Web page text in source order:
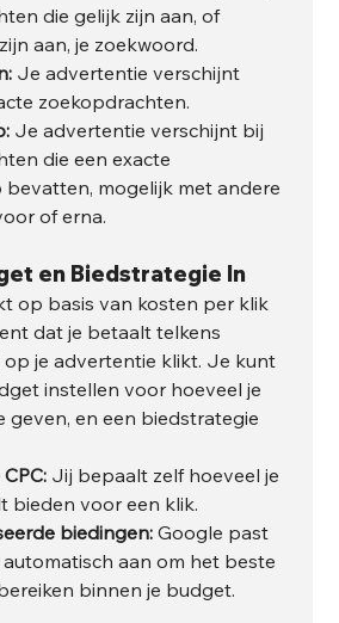
die gelijk zijn aan, of
aan, je zoekwoord.
Je advertentie verschijnt
zoekopdrachten.
Je advertentie verschijnt bij
die een exacte
mogelijk met andere
of erna.
en Biedstrategie In
op basis van kosten per klik
dat je betaalt telkens
op je advertentie klikt. Je kunt
instellen voor hoeveel je
geven, en een biedstrategie
Jij bepaalt zelf hoeveel je
bieden voor een klik.
biedingen: Google past
aan om het beste
binnen je budget.